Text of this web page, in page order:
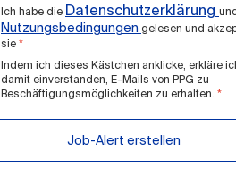
Ich habe die Datenschutzerklärung
Nutzungsbedingungen gelesen und
sie *
Indem ich dieses Kästchen anklicke, erkläre
damit einverstanden, E-Mails von PPG zu
Beschäftigungsmöglichkeiten zu erhalten. *
Job-Alert erstellen